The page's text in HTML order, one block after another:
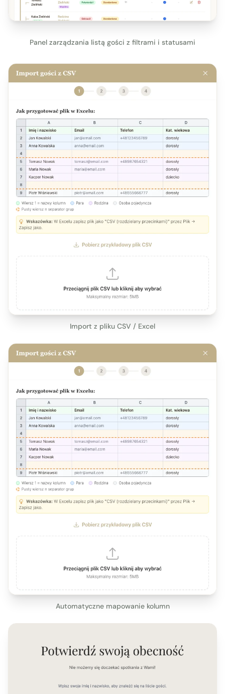
Panel zarządzania listą gości z filtrami i statusami
Import z pliku CSV / Excel
Automatyczne mapowanie kolumn